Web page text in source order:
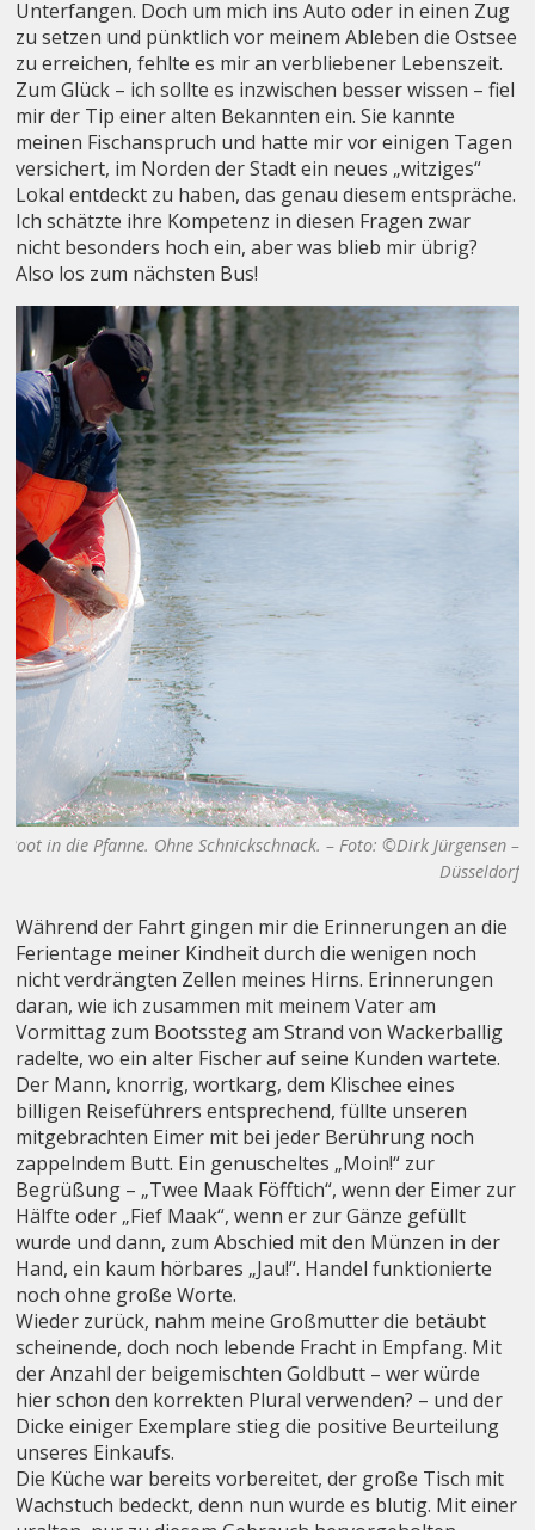
Unterfangen. Doch um mich ins Auto oder in einen Zug
zu setzen und pünktlich vor meinem Ableben die Ostsee
zu erreichen, fehlte es mir an verbliebener Lebenszeit.
Zum Glück – ich sollte es inzwischen besser wissen – fiel
mir der Tip einer alten Bekannten ein. Sie kannte
meinen Fischanspruch und hatte mir vor einigen Tagen
versichert, im Norden der Stadt ein neues „witziges“
Lokal entdeckt zu haben, das genau diesem entspräche.
Ich schätzte ihre Kompetenz in diesen Fragen zwar
nicht besonders hoch ein, aber was blieb mir übrig?
Also los zum nächsten Bus!
in die Pfanne. Ohne Schnickschnack. – Foto: ©Dirk Jürgensen –
Düsseldorf
Während der Fahrt gingen mir die Erinnerungen an die
Ferientage meiner Kindheit durch die wenigen noch
nicht verdrängten Zellen meines Hirns. Erinnerungen
daran, wie ich zusammen mit meinem Vater am
Vormittag zum Bootssteg am Strand von Wackerballig
radelte, wo ein alter Fischer auf seine Kunden wartete.
Der Mann, knorrig, wortkarg, dem Klischee eines
billigen Reiseführers entsprechend, füllte unseren
mitgebrachten Eimer mit bei jeder Berührung noch
zappelndem Butt. Ein genuscheltes „Moin!“ zur
Begrüßung – „Twee Maak Föfftich“, wenn der Eimer zur
Hälfte oder „Fief Maak“, wenn er zur Gänze gefüllt
wurde und dann, zum Abschied mit den Münzen in der
Hand, ein kaum hörbares „Jau!“. Handel funktionierte
noch ohne große Worte.
Wieder zurück, nahm meine Großmutter die betäubt
scheinende, doch noch lebende Fracht in Empfang. Mit
der Anzahl der beigemischten Goldbutt – wer würde
hier schon den korrekten Plural verwenden? – und der
Dicke einiger Exemplare stieg die positive Beurteilung
unseres Einkaufs.
Die Küche war bereits vorbereitet, der große Tisch mit
Wachstuch bedeckt, denn nun wurde es blutig. Mit einer